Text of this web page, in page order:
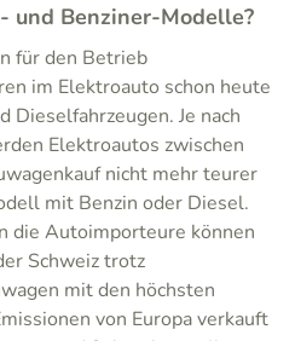
und Benziner-Modelle?
für den Betrieb
im Elektroauto schon heute
Dieselfahrzeugen. Je nach
Elektroautos zwischen
nicht mehr teurer
mit Benzin oder Diesel.
die Autoimporteure können
Schweiz trotz
mit den höchsten
von Europa verkauft